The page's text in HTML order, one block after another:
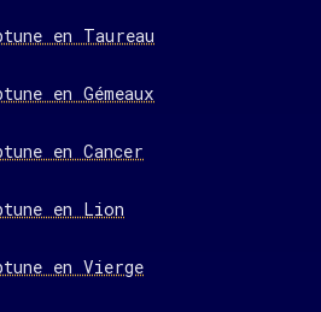
en Taureau
en Gémeaux
en Cancer
en Lion
en Vierge